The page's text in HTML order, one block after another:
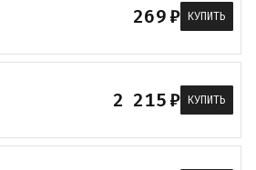
269₽ КУПИТЬ
2 215₽ КУПИТЬ